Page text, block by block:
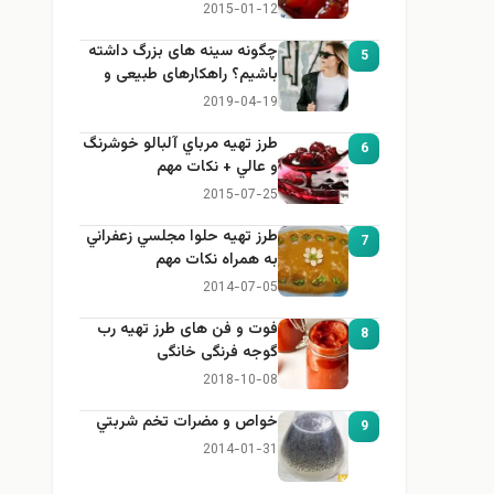
2015-01-12
5
چگونه سینه های بزرگ داشته
باشیم؟ راهکارهای طبیعی و
خانگی برای بزرگ کردن سینه
2019-04-19
6
طرز تهيه مرباي آلبالو خوشرنگ
و عالي + نكات مهم
2015-07-25
7
طرز تهيه حلوا مجلسي زعفراني
به همراه نكات مهم
2014-07-05
8
فوت و فن های طرز تهیه رب
گوجه فرنگی خانگی
2018-10-08
9 خواص و مضرات تخم شربتي
2014-01-31